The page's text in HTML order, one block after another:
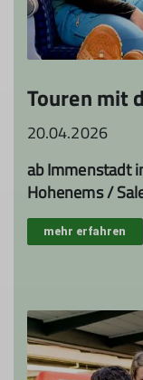
Touren mit
20.04.2026
ab Immenstadt
Hohenems /
mehr erfahren